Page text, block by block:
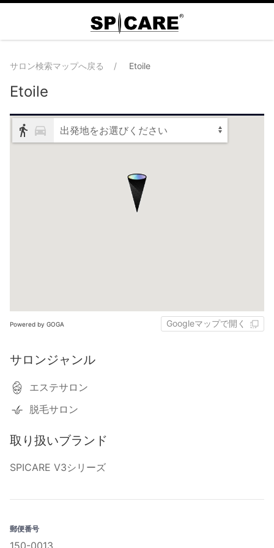
サロン検索マップへ戻る Etoile
Etoile
出発地をお選びください
Powered by GOGA Googleマップで開く
サロンジャンル
エステサロン
脱毛サロン
取り扱いブランド
SPICARE V3シリーズ
郵便番号